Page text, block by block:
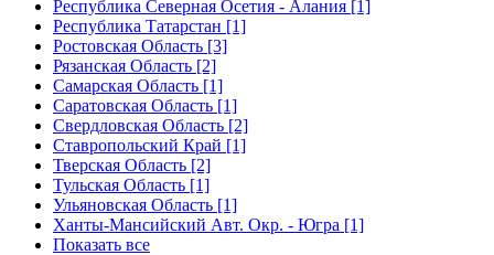
Республика Северная Осетия - Алания [1]
Республика Татарстан [1]
Ростовская Область [3]
Рязанская Область [2]
Самарская Область [1]
Саратовская Область [1]
Свердловская Область [2]
Ставропольский Край [1]
Тверская Область [2]
Тульская Область [1]
Ульяновская Область [1]
Ханты-Мансийский Авт. Окр. - Югра [1]
Показать все